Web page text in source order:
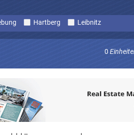
Hartberg Leibnitz
0
die zu Ihren Suchkriterien passen